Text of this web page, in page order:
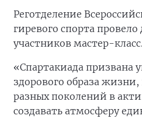
Реготделение
гиревого спорта провело
участников мастер-класс.
«Спартакиада призвана
здорового образа
разных поколений в
создавать атмосферу